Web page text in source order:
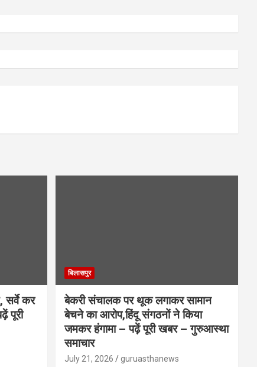
सर्वे कर
पूरी
बिलासपुर
बेकरी संचालक पर थूक लगाकर सामान
बेचने का आरोप,हिंदू संगठनों ने किया
जमकर हंगामा – पढ़ें पूरी खबर – गुरुआस्था
समाचार
July 21, 2026 guruasthanews